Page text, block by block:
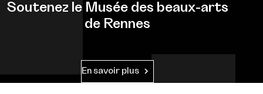
Soutenez le Musée des beaux-arts
de Rennes
En savoir plus